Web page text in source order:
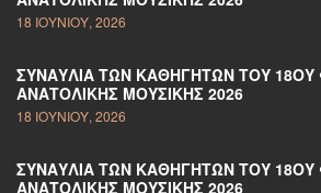
18 ΙΟΥΝΊΟΥ, 2026
ΣΥΝΑΥΛΊΑ ΤΩΝ ΚΑΘΗΓΗΤΏΝ ΤΟΥ 18ΟΥ
ΑΝΑΤΟΛΙΚΉΣ ΜΟΥΣΙΚΉΣ 2026
18 ΙΟΥΝΊΟΥ, 2026
ΣΥΝΑΥΛΊΑ ΤΩΝ ΚΑΘΗΓΗΤΏΝ ΤΟΥ 18ΟΥ
ΑΝΑΤΟΛΙΚΉΣ ΜΟΥΣΙΚΉΣ 2026